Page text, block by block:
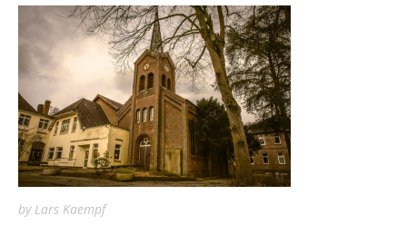
by Lars Kaempf